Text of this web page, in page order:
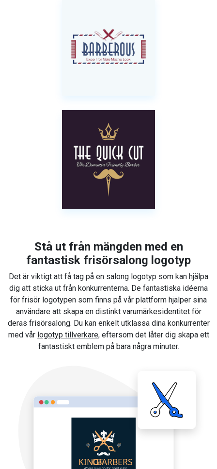
Stå ut från mängden med en
fantastisk frisörsalong logotyp
Det är viktigt att få tag på en salong logotyp som kan hjälpa
dig att sticka ut från konkurrenterna. De fantastiska idéerna
för frisör logotypen som finns på vår plattform hjälper sina
användare att skapa en distinkt varumärkesidentitet för
deras frisörsalong. Du kan enkelt utklassa dina konkurrenter
med vår logotyp tillverkare, eftersom det låter dig skapa ett
fantastiskt emblem på bara några minuter.